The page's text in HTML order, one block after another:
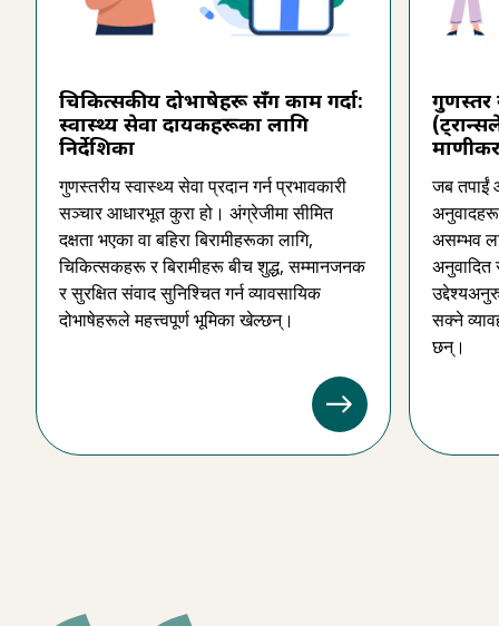
चिकित्सकीय दोभाषेहरू सँग काम गर्दा:
स्वास्थ्य सेवा प्रदायकहरूका लागि
निर्देशिका
गुणस्तरीय स्वास्थ्य सेवा प्रदान गर्न प्रभावकारी
सञ्चार आधारभूत कुरा हो। अंग्रेजीमा सीमित
दक्षता भएका वा बहिरा बिरामीहरूका लागि,
चिकित्सकहरू र बिरामीहरू बीच शुद्ध, सम्मानजनक
र सुरक्षित संवाद सुनिश्चित गर्न व्यावसायिक
दोभाषेहरूले महत्त्वपूर्ण भूमिका खेल्छन्।
गुणस्तर
जब तपाईं
असम्भव
अनुवादित
सक्ने
छन्।